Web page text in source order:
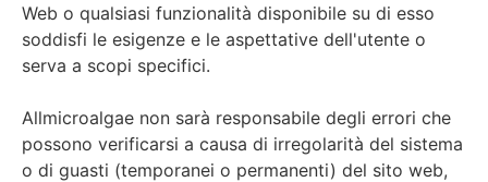
Web o qualsiasi funzionalità disponibile su di esso
soddisfi le esigenze e le aspettative dell'utente o
serva a scopi specifici.
Allmicroalgae non sarà responsabile degli errori che
possono verificarsi a causa di irregolarità del sistema
o di guasti (temporanei o permanenti) del sito web,